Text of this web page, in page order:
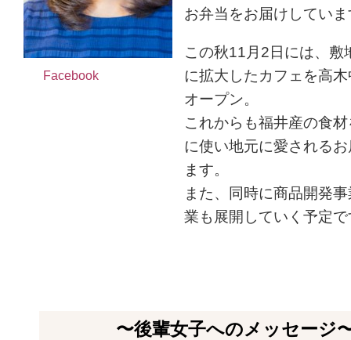
Facebook
お弁当をお届けしてい
この秋11月2日には、敷
に拡大したカフェを高
オープン。
これからも福井産の食
に使い地元に愛される
ます。
また、同時に商品開発
業も展開していく予定
〜後輩女子へのメッセージ